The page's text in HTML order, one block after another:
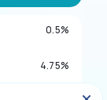
0.5%
4.75%